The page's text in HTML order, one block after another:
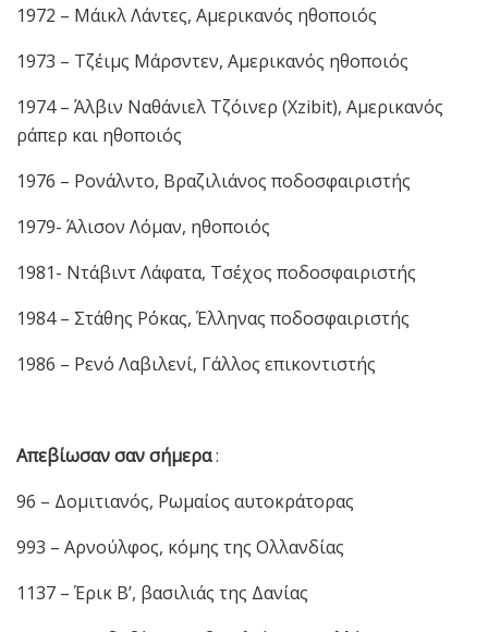
1972 – Μάικλ Λάντες, Αμερικανός ηθοποιός
1973 – Τζέιμς Μάρσντεν, Αμερικανός ηθοποιός
1974 – Άλβιν Ναθάνιελ Τζόινερ (Xzibit), Αμερικανός
ράπερ και ηθοποιός
1976 – Ρονάλντο, Βραζιλιάνος ποδοσφαιριστής
1979- Άλισον Λόμαν, ηθοποιός
1981- Ντάβιντ Λάφατα, Τσέχος ποδοσφαιριστής
1984 – Στάθης Ρόκας, Έλληνας ποδοσφαιριστής
1986 – Ρενό Λαβιλενί, Γάλλος επικοντιστής
Απεβίωσαν σαν σήμερα:
96 – Δομιτιανός, Ρωμαίος αυτοκράτορας
993 – Αρνούλφος, κόμης της Ολλανδίας
1137 – Έρικ Β’, βασιλιάς της Δανίας